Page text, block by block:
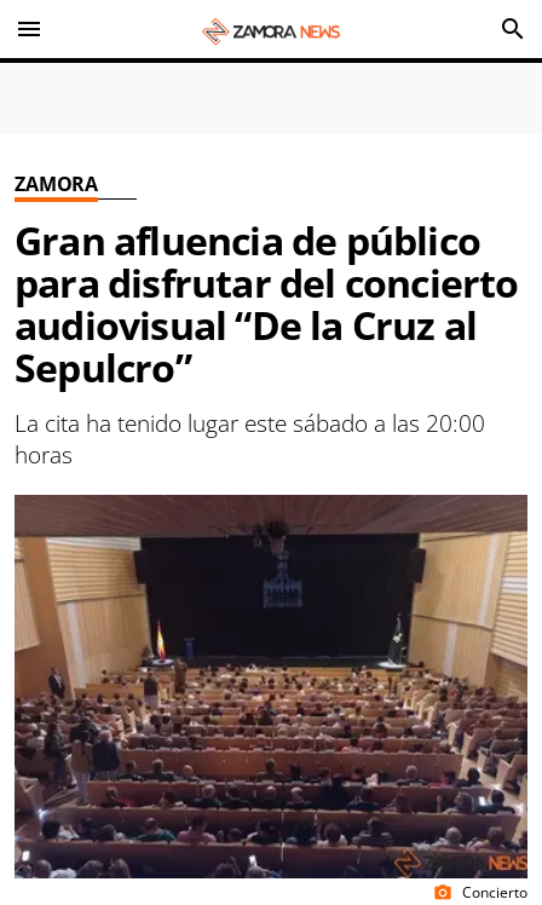
menu search
ZAMORA
Gran afluencia de público
para disfrutar del concierto
audiovisual “De la Cruz al
Sepulcro”
La cita ha tenido lugar este sábado a las 20:00
horas
photo_camera Concierto